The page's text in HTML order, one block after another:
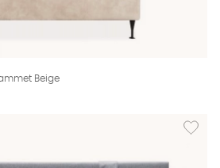
Beige
Lägg